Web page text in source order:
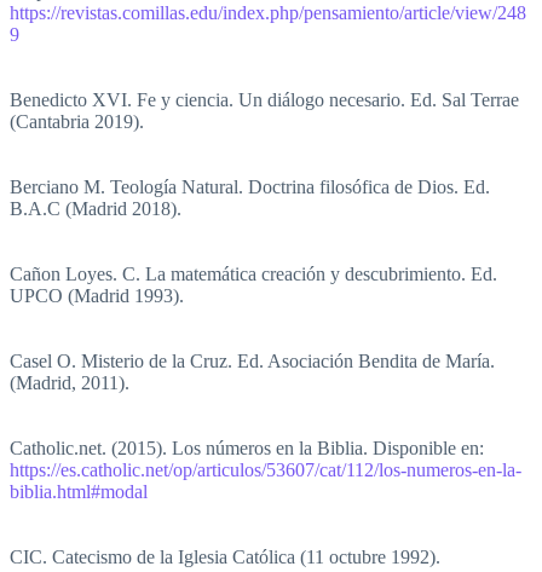
https://revistas.comillas.edu/index.php/pensamiento/article/view/248
9
Benedicto XVI. Fe y ciencia. Un diálogo necesario. Ed. Sal Terrae
(Cantabria 2019).
Berciano M. Teología Natural. Doctrina filosófica de Dios. Ed.
B.A.C (Madrid 2018).
Cañon Loyes. C. La matemática creación y descubrimiento. Ed.
UPCO (Madrid 1993).
Casel O. Misterio de la Cruz. Ed. Asociación Bendita de María.
(Madrid, 2011).
Catholic.net. (2015). Los números en la Biblia. Disponible en:
https://es.catholic.net/op/articulos/53607/cat/112/los-numeros-en-la-
biblia.html#modal
CIC. Catecismo de la Iglesia Católica (11 octubre 1992).